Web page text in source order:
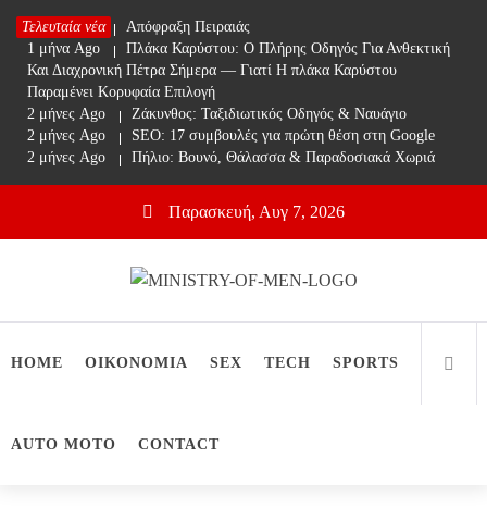
Skip
content
Τελευταία νέα
1 μήνα Ago
Απόφραξη Πειραιάς
1 μήνα Ago
Πλάκα Καρύστου: Ο Πλήρης Οδηγός Για Ανθεκτική
Και Διαχρονική Πέτρα Σήμερα — Γιατί Η πλάκα Καρύστου
Παραμένει Κορυφαία Επιλογή
2 μήνες Ago
Ζάκυνθος: Ταξιδιωτικός Οδηγός & Ναυάγιο
2 μήνες Ago
SEO: 17 συμβουλές για πρώτη θέση στη Google
2 μήνες Ago
Πήλιο: Βουνό, Θάλασσα & Παραδοσιακά Χωριά
Παρασκευή, Αυγ 7, 2026
Ministry Of Men
HOME ΟΙΚΟΝΟΜΙΑ SEX TECH SPORTS
AUTO MOTO CONTACT